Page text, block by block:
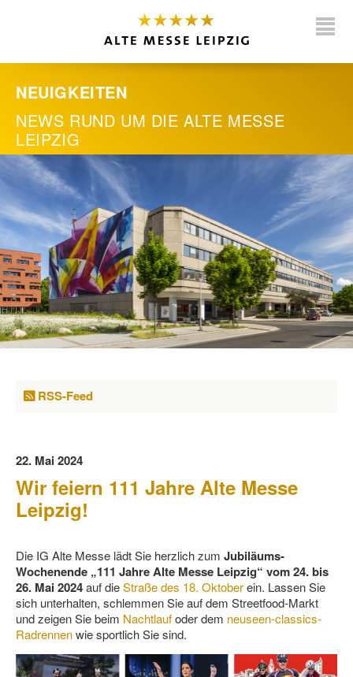
NEUIGKEITEN
NEWS RUND UM DIE ALTE MESSE
LEIPZIG
RSS-Feed
22. Mai 2024
Wir feiern 111 Jahre Alte Messe
Leipzig!
Die IG Alte Messe lädt Sie herzlich zum Jubiläums-
Wochenende „111 Jahre Alte Messe Leipzig“ vom 24. bis
26. Mai 2024auf dieStraße des 18. Oktoberein. Lassen Sie
sich unterhalten, schlemmen Sie auf dem Streetfood-Markt
und zeigen Sie beim Nachtlaufoder dem neuseen-classics-
Radrennenwie sportlich Sie sind.